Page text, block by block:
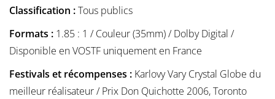
Classification :Tous publics
Formats : 1.85 : 1 / Couleur (35mm) / Dolby Digital /
Disponible en VOSTF uniquement en France
Festivals et récompenses : Karlovy Vary Crystal Globe du
meilleur réalisateur / Prix Don Quichotte 2006, Toronto